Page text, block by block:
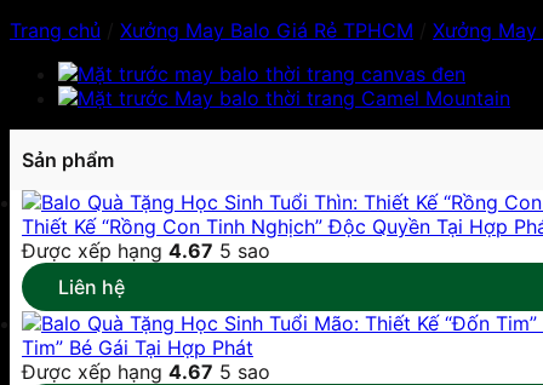
Trang chủ Xưởng May Balo Giá Rẻ TPHCM Xưởng May
Sản phẩm
Thiết Kế “Rồng Con Tinh Nghịch” Độc Quyền Tại Hợp
Được xếp hạng 4.67 5 sao
Liên hệ
Tim” Bé Gái Tại Hợp Phát
Được xếp hạng 4.67 5 sao